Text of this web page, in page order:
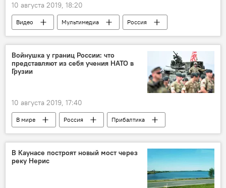
10 августа 2019, 18:20
Видео Мультимедиа
Россия
вооружение
Войнушка у границ России: что
представляют из себя учения НАТО в
Грузии
10 августа 2019, 17:40
В мире Россия Прибалтика
В Каунасе построят новый мост через
реку Нерис